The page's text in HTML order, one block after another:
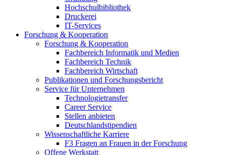
Hochschulbibliothek
Druckerei
IT-Services
Forschung & Kooperation
Forschung & Kooperation
Fachbereich Informatik und Medien
Fachbereich Technik
Fachbereich Wirtschaft
Publikationen und Forschungsbericht
Service für Unternehmen
Technologietransfer
Career Service
Stellen anbieten
Deutschlandstipendien
Wissenschaftliche Karriere
F3 Fragen an Frauen in der Forschung
Offene Werkstatt